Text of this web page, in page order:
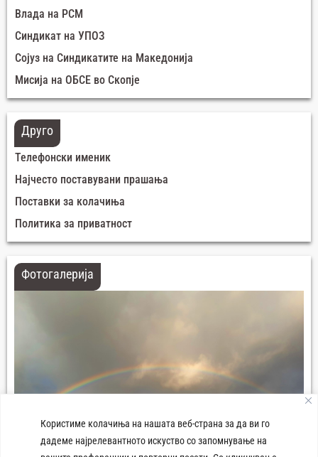
Користиме колачиња на нашата веб-страна за да ви го
дадеме најрелевантното искуство со запомнување на
Влада на РСМ
Синдикат на УПОЗ
Сојуз на Синдикатите на Македонија
Мисија на ОБСЕ во Скопје
Друго
Телефонски именик
Најчесто поставувани прашања
Поставки за колачиња
Политика за приватност
Фотогалерија